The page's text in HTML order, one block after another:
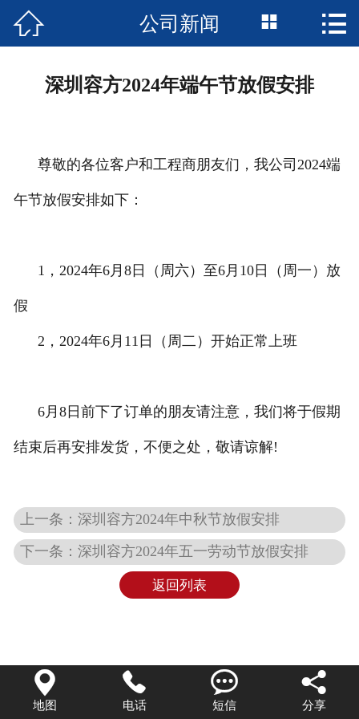
 首页
服务支持
 公司新闻  
深圳容方2024年端午节放假安排
尊敬的各位客户和工程商朋友们，我公司2024端
午节放假安排如下：
1，2024年6月8日（周六）至6月10日（周一）放
假
2，2024年6月11日（周二）开始正常上班
6月8日前下了订单的朋友请注意，我们将于假期
结束后再安排发货，不便之处，敬请谅解!
上一条：深圳容方2024年中秋节放假安排
下一条：深圳容方2024年五一劳动节放假安排
返回列表

地图

电话

短信

分享